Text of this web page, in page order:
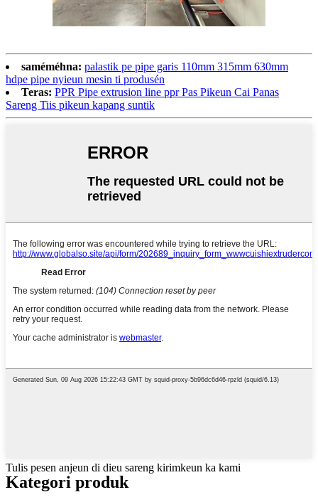
saméméhna: palastik pe pipe garis 110mm 315mm 630mm
hdpe pipe nyieun mesin ti produsén
Teras: PPR Pipe extrusion line ppr Pas Pikeun Cai Panas
Sareng Tiis pikeun kapang suntik
Tulis pesen anjeun di dieu sareng kirimkeun ka kami
Kategori produk